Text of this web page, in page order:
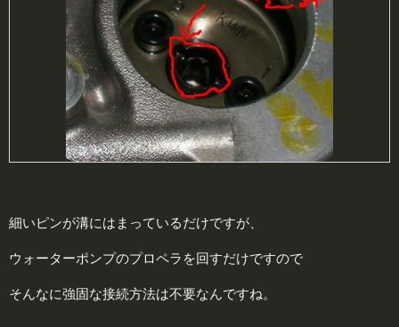
細いピンが溝にはまっているだけですが、
ウォーターポンプのプロペラを回すだけですので
そんなに強固な接続方法は不要なんですね。